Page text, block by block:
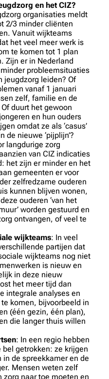
en het CIZ?
organisaties meldt
2/3 minder cliënten
Vanuit wijkteams
het veel meer werk is
te komen tot 1 plan
Zijn er in Nederland
probleemsituaties
jeugdzorg leiden? Of
vanaf 1 januari
zelf, familie en de
duurt het gewoon
en hun ouders
omdat ze als ‘casus’
de nieuwe ‘pijplijn’?
langdurige zorg
van CIZ indicaties
het zijn er minder en het
gemeenten er voor
zelfredzame ouderen
kunnen blijven wonen,
ouderen ‘van het
worden gestuurd en
ontvangen, of veel te
wijkteams: In veel
partijen dat
wijkteams nog niet
is nieuw en
in deze nieuw
het meer tijd dan
integrale analyses en
komen, bijvoorbeeld in
(één gezin, één plan),
die langer thuis willen
: In een regio hebben
getrokken: ze krijgen
de spreekkamer en de
Mensen weten zelf
zorg naar toe moeten en